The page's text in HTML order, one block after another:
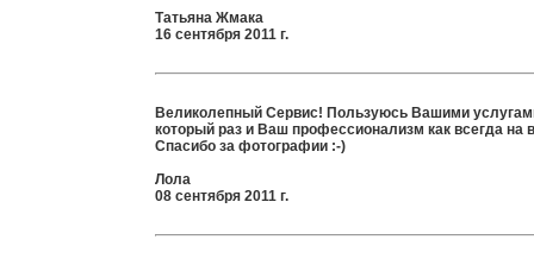
Татьяна Жмака
16 сентября 2011 г.
Великолепный Сервис! Пользуюсь Вашими
который раз и Ваш профессионализм как всегда на
Спасибо за фотографии :-)
Лола
08 сентября 2011 г.